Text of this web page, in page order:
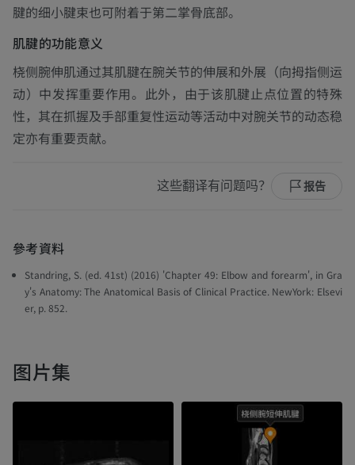
腱的细小腱束也可附着于第二掌骨底部。
肌腱的功能意义
桡侧腕伸肌通过其肌腱在腕关节的伸展和外展（向拇指侧运
动）中发挥重要作用。此外，由于该肌腱止点位置的特殊
性，其在抓握及手部重复性运动等活动中对腕关节的动态稳
定亦有重要贡献。
这些翻译有问题吗？ 报告
參考資料
Standring, S. (ed. 41st) (2016) 'Chapter 49: Elbow and forearm', in Gra
y's Anatomy: The Anatomical Basis of Clinical Practice. NewYork: Elsevi
er, p. 852.
图片集